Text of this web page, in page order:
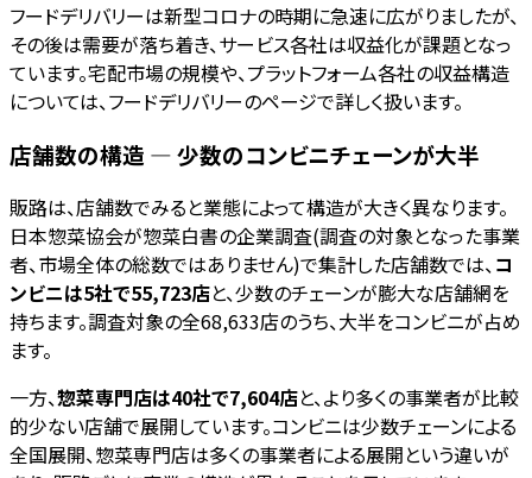
フードデリバリーは新型コロナの時期に急速に広がりましたが、
その後は需要が落ち着き、サービス各社は収益化が課題となっ
ています。宅配市場の規模や、プラットフォーム各社の収益構造
については、フードデリバリーのページで詳しく扱います。
店舗数の構造 — 少数のコンビニチェーンが大半
販路は、店舗数でみると業態によって構造が大きく異なります。
日本惣菜協会が惣菜白書の企業調査(調査の対象となった事業
者、市場全体の総数ではありません)で集計した店舗数では、 コ
ンビニは5社で55,723店と、少数のチェーンが膨大な店舗網を
持ちます。調査対象の全68,633店のうち、大半をコンビニが占め
ます。
一方、惣菜専門店は40社で7,604店と、より多くの事業者が比較
的少ない店舗で展開しています。コンビニは少数チェーンによる
全国展開、惣菜専門店は多くの事業者による展開という違いが